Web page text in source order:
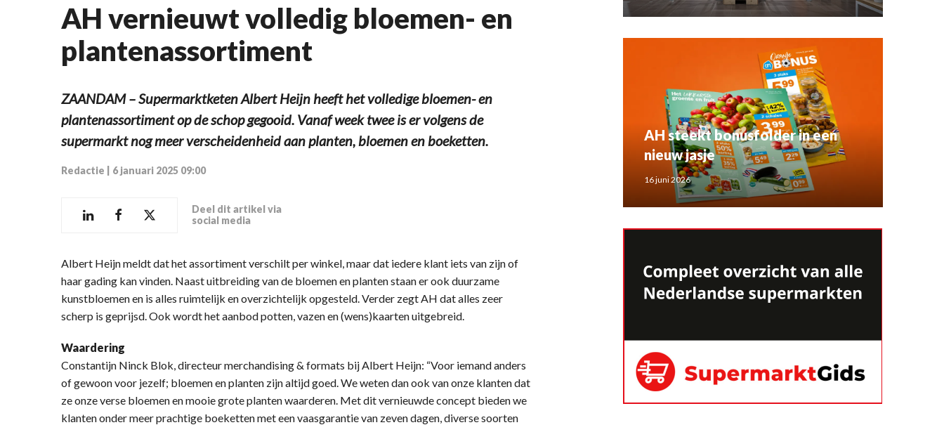
AH vernieuwt volledig bloemen- en
plantenassortiment
ZAANDAM – Supermarktketen Albert Heijn heeft het volledige bloemen- en
plantenassortiment op de schop gegooid. Vanaf week twee is er volgens de
supermarkt nog meer verscheidenheid aan planten, bloemen en boeketten.
Redactie 6 januari 2025 09:00
Deel dit artikel via
social media
Albert Heijn meldt dat het assortiment verschilt per winkel, maar dat iedere klant iets van zijn of
haar gading kan vinden. Naast uitbreiding van de bloemen en planten staan er ook duurzame
kunstbloemen en is alles ruimtelijk en overzichtelijk opgesteld. Verder zegt AH dat alles zeer
scherp is geprijsd. Ook wordt het aanbod potten, vazen en (wens)kaarten uitgebreid.
Waardering
Constantijn Ninck Blok, directeur merchandising & formats bij Albert Heijn: “Voor iemand anders
of gewoon voor jezelf; bloemen en planten zijn altijd goed. We weten dan ook van onze klanten dat
ze onze verse bloemen en mooie grote planten waarderen. Met dit vernieuwde concept bieden we
klanten onder meer prachtige boeketten met een vaasgarantie van zeven dagen, diverse soorten
AH steekt bonusfolder in een
nieuw jasje
16 juni 2026